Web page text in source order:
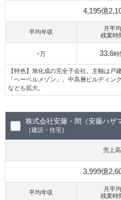
4,195億
平均年収
-万
月平均
残業時
33.6時
【特色】旭化成の完全子会社。主軸は戸
「ヘーベルメゾン」。中高層ビルディン
なども拡大。
株式会社安藤・間（安藤ハザ
［建設・住宅］
売上高
3,999億
平均年収
月平均
残業時